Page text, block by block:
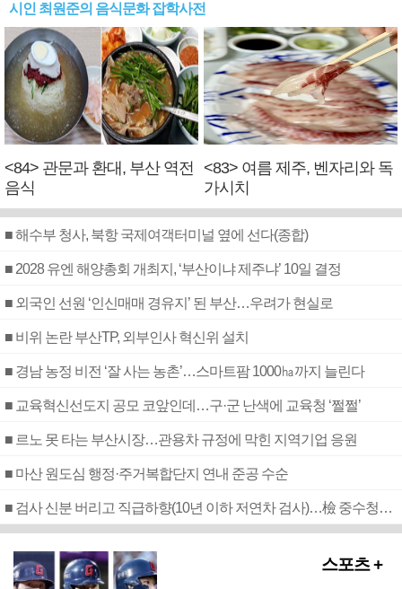
시인 최원준의 음식문화 잡학사전
<84> 관문과 환대, 부산 역전
음식
<83> 여름 제주, 벤자리와 독
가시치
■ 해수부 청사, 북항 국제여객터미널 옆에 선다(종합)
■ 2028 유엔 해양총회 개최지, ‘부산이냐 제주냐’ 10일 결정
■ 외국인 선원 ‘인신매매 경유지’ 된 부산…우려가 현실로
■ 비위 논란 부산TP, 외부인사 혁신위 설치
■ 경남 농정 비전 ‘잘 사는 농촌’…스마트팜 1000㏊까지 늘린다
■ 교육혁신선도지 공모 코앞인데…구·군 난색에 교육청 ‘쩔쩔’
■ 르노 못 타는 부산시장…관용차 규정에 막힌 지역기업 응원
■ 마산 원도심 행정·주거복합단지 연내 준공 수순
■ 검사 신분 버리고 직급하향(10년 이하 저연차 검사)…檢 중수청행 기피
스포츠 +